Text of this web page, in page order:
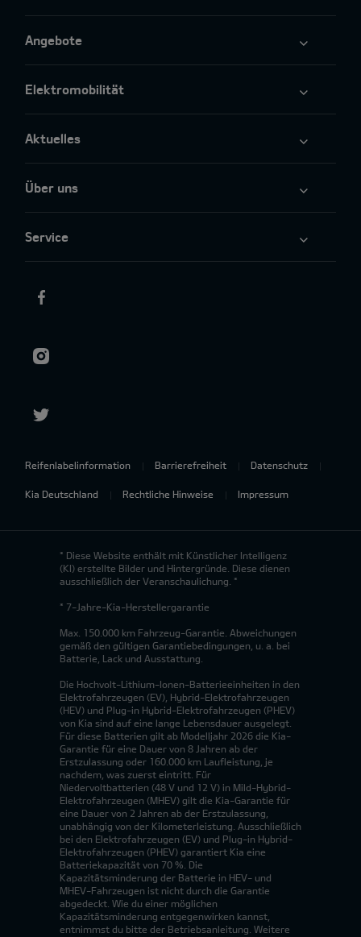
Angebote
Elektromobilität
Aktuelles
Über uns
Service
Reifenlabelinformation Barrierefreiheit Datenschutz
Kia Deutschland Rechtliche Hinweise Impressum
* Diese Website enthält mit Künstlicher Intelligenz
(KI) erstellte Bilder und Hintergründe. Diese dienen
ausschließlich der Veranschaulichung. *
* 7-Jahre-Kia-Herstellergarantie
Max. 150.000 km Fahrzeug-Garantie. Abweichungen
gemäß den gültigen Garantiebedingungen, u. a. bei
Batterie, Lack und Ausstattung.
Die Hochvolt-Lithium-Ionen-Batterieeinheiten in den
Elektrofahrzeugen (EV), Hybrid-Elektrofahrzeugen
(HEV) und Plug-in Hybrid-Elektrofahrzeugen (PHEV)
von Kia sind auf eine lange Lebensdauer ausgelegt.
Für diese Batterien gilt ab Modelljahr 2026 die Kia-
Garantie für eine Dauer von 8 Jahren ab der
Erstzulassung oder 160.000 km Laufleistung, je
nachdem, was zuerst eintritt. Für
Niedervoltbatterien (48 V und 12 V) in Mild-Hybrid-
Elektrofahrzeugen (MHEV) gilt die Kia-Garantie für
eine Dauer von 2 Jahren ab der Erstzulassung,
unabhängig von der Kilometerleistung. Ausschließlich
bei den Elektrofahrzeugen (EV) und Plug-in Hybrid-
Elektrofahrzeugen (PHEV) garantiert Kia eine
Batteriekapazität von 70 %. Die
Kapazitätsminderung der Batterie in HEV- und
MHEV-Fahrzeugen ist nicht durch die Garantie
abgedeckt. Wie du einer möglichen
Kapazitätsminderung entgegenwirken kannst,
entnimmst du bitte der Betriebsanleitung. Weitere